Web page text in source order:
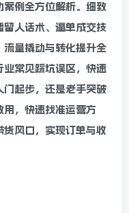
案例全方位解析。细致
人话术、逼单成交技
流量撬动与转化提升全
业常见踩坑误区，快速
门起步，还是老手突破
，快速找准运营方
货风口，实现订单与收